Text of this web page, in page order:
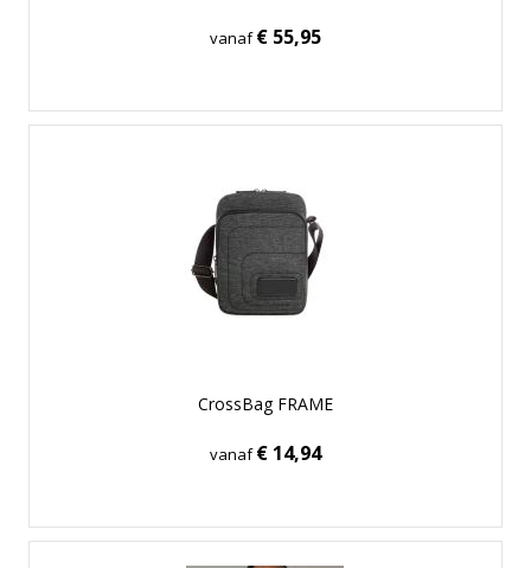
vanaf€ 55,95
CrossBag FRAME
vanaf€ 14,94